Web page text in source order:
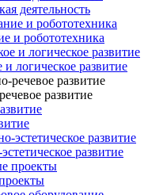
деятельность
и робототехника
логическое развитие
развитие
развитие